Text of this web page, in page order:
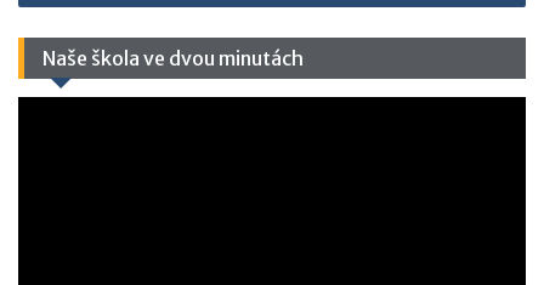
Naše škola ve dvou minutách